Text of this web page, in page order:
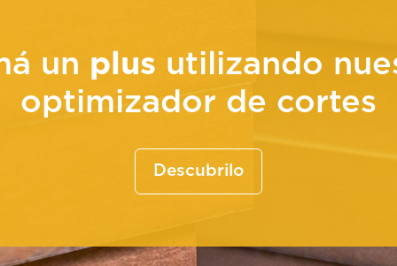
un plus utilizando
optimizador de cortes
Descubrilo